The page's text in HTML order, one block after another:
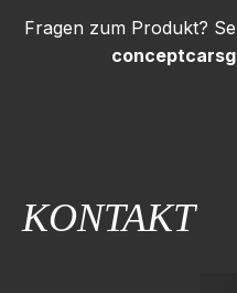
Fragen zum Produkt?
KONTAKT